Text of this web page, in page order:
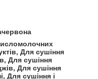
Для сушіння
Для сушіння
Для сушіння
Для сушіння і